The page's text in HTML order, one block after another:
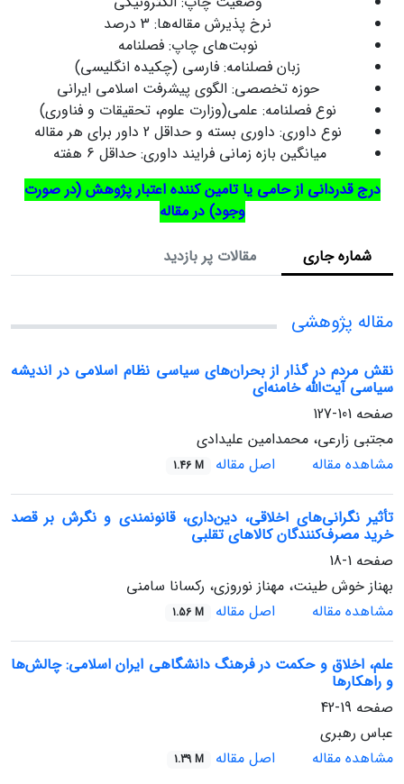
نرخ پذیرش مقاله‌ها: 3 درصد
نوبت‌های چاپ: فصلنامه
زبان فصلنامه: فارسی (چکیده انگلیسی)
حوزه تخصصی: الگوی پیشرفت اسلامی ایرانی
نوع فصلنامه: علمی(وزارت علوم، تحقیقات و فناوری)
نوع داوری: داوری بسته و حداقل 2 داور برای هر مقاله
میانگین بازه زمانی فرایند داوری: حداقل 6 هفته
درج قدردانی از حامی یا تامین کننده اعتبار پژوهش (در صورت
وجود) در مقاله
شماره جاری
مقالات پر بازدید
مقاله پژوهشی
نقش مردم در گذار از بحران‌های سیاسی نظام اسلامی در اندیشه
سیاسی آیت‌الله خامنه‌ای
صفحه 101-127
مجتبی زارعی، محمدامین علیدادی
مشاهده مقاله
اصل مقاله 1.46 M
تأثیر نگرانی‌های اخلاقی، دین‌داری، قانونمندی و نگرش بر قصد
خرید مصرف‌کنندگان کالاهای تقلبی
صفحه 1-18
بهناز خوش طینت، مهناز نوروزی، رکسانا سامنی
مشاهده مقاله
اصل مقاله 1.56 M
علم، اخلاق و حکمت در فرهنگ دانشگاهی ایران اسلامی: چالش‌ها
و راهکارها
صفحه 19-42
عباس رهبری
مشاهده مقاله
اصل مقاله 1.39 M